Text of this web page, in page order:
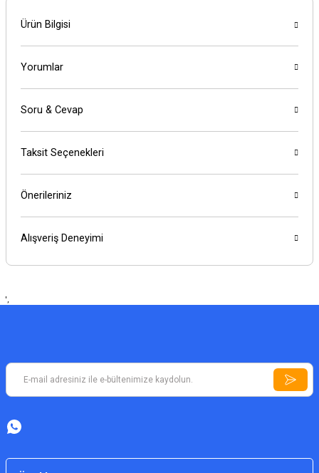
Ürün Bilgisi
Yorumlar
Soru & Cevap
Taksit Seçenekleri
Önerileriniz
Alışveriş Deneyimi
',